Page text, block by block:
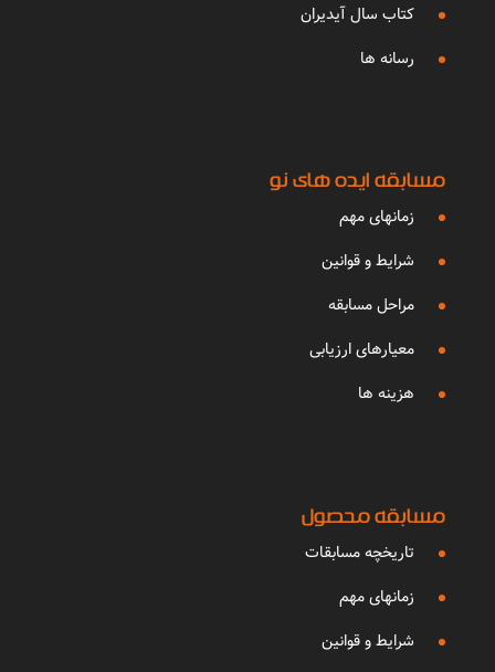
کتاب سال آیدیران
رسانه ها
مسابقه ایده های نو
زمانهای مهم
شرایط و قوانین
مراحل مسابقه
معیارهای ارزیابی
هزینه ها
مسابقه محصول
تاریخچه مسابقات
زمانهای مهم
شرایط و قوانین